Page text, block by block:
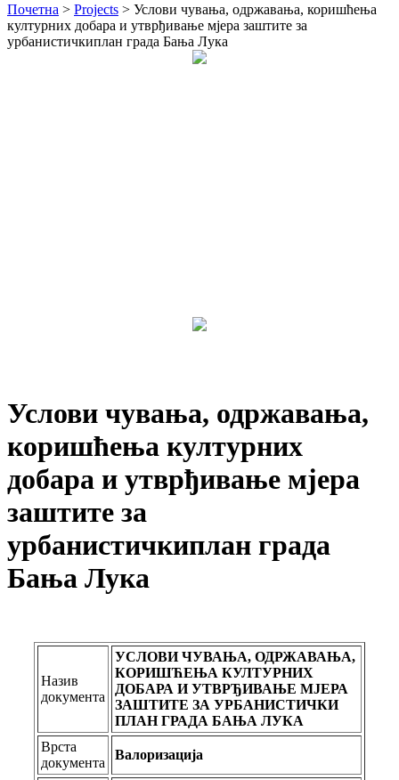
Почетна > Projects > Услови чувања, одржавања, коришћења
културних добара и утврђивање мјера заштите за
урбанистичкиплан града Бања Лука
Услови чувања, одржавања,
коришћења културних
добара и утврђивање мјера
заштите за
урбанистичкиплан града
Бања Лука
Назив
документа
УСЛОВИ ЧУВАЊА, ОДРЖАВАЊА,
КОРИШЋЕЊА КУЛТУРНИХ
ДОБАРА И УТВРЂИВАЊЕ МЈЕРА
ЗАШТИТЕ ЗА УРБАНИСТИЧКИ
ПЛАН ГРАДА БАЊА ЛУКА
Врста
документа
Валоризација